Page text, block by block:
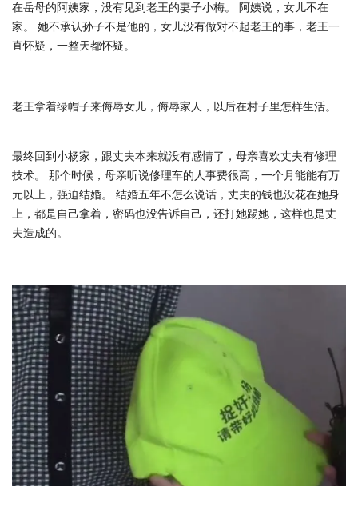
在岳母的阿姨家，没有见到老王的妻子小梅。 阿姨说，女儿不在
家。 她不承认孙子不是他的，女儿没有做对不起老王的事，老王一
直怀疑，一整天都怀疑。
老王拿着绿帽子来侮辱女儿，侮辱家人，以后在村子里怎样生活。
最终回到小杨家，跟丈夫本来就没有感情了，母亲喜欢丈夫有修理
技术。 那个时候，母亲听说修理车的人事费很高，一个月能能有万
元以上，强迫结婚。 结婚五年不怎么说话，丈夫的钱也没花在她身
上，都是自己拿着，密码也没告诉自己，还打她踢她，这样也是丈
夫造成的。